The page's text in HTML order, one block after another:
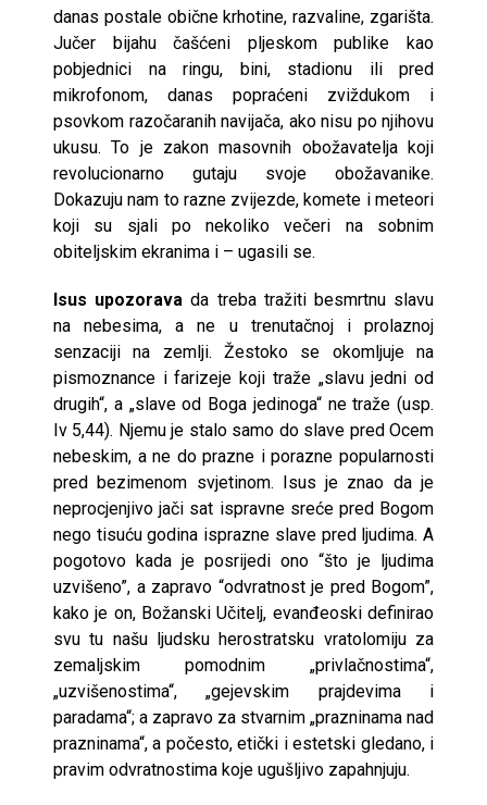
danas postale obične krhotine, razvaline, zgarišta.
Jučer bijahu čašćeni pljeskom publike kao
pobjednici na ringu, bini, stadionu ili pred
mikrofonom, danas popraćeni zviždukom i
psovkom razočaranih navijača, ako nisu po njihovu
ukusu. To je zakon masovnih obožavatelja koji
revolucionarno gutaju svoje obožavanike.
Dokazuju nam to razne zvijezde, komete i meteori
koji su sjali po nekoliko večeri na sobnim
obiteljskim ekranima i – ugasili se.
Isus upozorava da treba tražiti besmrtnu slavu
na nebesima, a ne u trenutačnoj i prolaznoj
senzaciji na zemlji. Žestoko se okomljuje na
pismoznance i farizeje koji traže „slavu jedni od
drugih“, a „slave od Boga jedinoga“ ne traže (usp.
Iv 5,44). Njemu je stalo samo do slave pred Ocem
nebeskim, a ne do prazne i porazne popularnosti
pred bezimenom svjetinom. Isus je znao da je
neprocjenjivo jači sat ispravne sreće pred Bogom
nego tisuću godina isprazne slave pred ljudima. A
pogotovo kada je posrijedi ono “što je ljudima
uzvišeno”, a zapravo “odvratnost je pred Bogom”,
kako je on, Božanski Učitelj, evanđeoski definirao
svu tu našu ljudsku herostratsku vratolomiju za
zemaljskim pomodnim „privlačnostima“,
„uzvišenostima“, „gejevskim prajdevima i
paradama“; a zapravo za stvarnim „prazninama nad
prazninama“, a počesto, etički i estetski gledano, i
pravim odvratnostima koje ugušljivo zapahnjuju.